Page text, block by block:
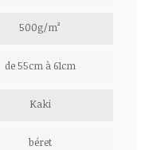
500g/m²
de 55cm à 61cm
Kaki
béret